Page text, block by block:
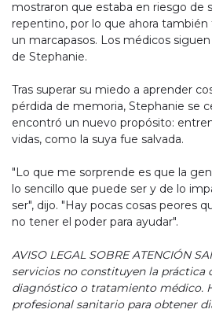
mostraron que estaba en riesgo de
repentino, por lo que ahora
un marcapasos. Los médicos
de Stephanie.
Tras superar su miedo a aprender
pérdida de memoria, Stephanie se
encontró un nuevo propósito:
vidas, como la suya fue salvada.
"Lo que me sorprende es que la
lo sencillo que puede ser y de lo
ser", dijo. "Hay pocas cosas peores
no tener el poder para ayudar".
AVISO LEGAL SOBRE ATENCIÓN
servicios no constituyen la práctica
diagnóstico o tratamiento médico.
profesional sanitario para obtener